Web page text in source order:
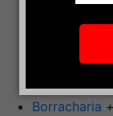
Pasta
Pedra
Ponta
Rebolos
Borracharia +